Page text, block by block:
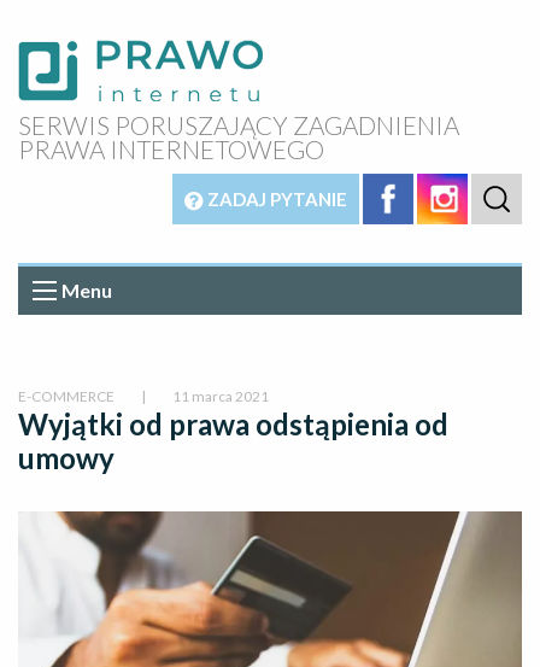
SERWIS PORUSZAJĄCY ZAGADNIENIA
PRAWA INTERNETOWEGO
ZADAJ PYTANIE
Menu
E-COMMERCE | 11 marca 2021
Wyjątki od prawa odstąpienia od
umowy